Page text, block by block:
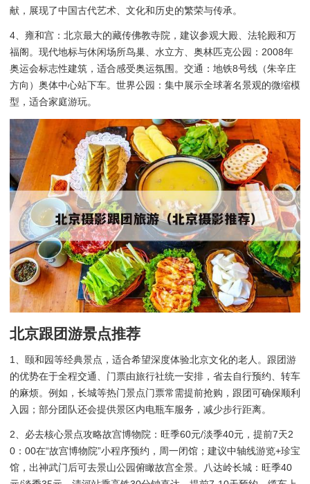
献，展现了中国古代艺术、文化和历史的繁荣与传承。
4、雍和宫：北京最大的藏传佛教寺院，建议参观大殿、法轮殿和万
福阁。现代地标与休闲场所鸟巢、水立方、奥林匹克公园：2008年
奥运会标志性建筑，适合感受奥运氛围。交通：地铁8号线（朱辛庄
方向）奥体中心站下车。世界公园：集中展示全球著名景观的微缩模
型，适合家庭游玩。
北京跟团游景点推荐
1、颐和园等经典景点，适合希望深度体验北京文化的老人。跟团游
的优势在于全程交通、门票由旅行社统一安排，省去自行预约、转车
的麻烦。例如，长城等热门景点门票常需提前抢购，跟团可确保顺利
入园；部分团队还会提供景区内电瓶车服务，减少步行距离。
2、必去核心景点攻略故宫博物院：旺季60元/淡季40元，提前7天2
0：00在“故宫博物院”小程序预约，周一闭馆；建议中轴线游览+珍宝
馆，出神武门后可去景山公园俯瞰故宫全景。八达岭长城：旺季40